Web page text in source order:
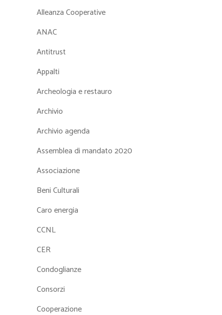
Alleanza Cooperative
ANAC
Antitrust
Appalti
Archeologia e restauro
Archivio
Archivio agenda
Assemblea di mandato 2020
Associazione
Beni Culturali
Caro energia
CCNL
CER
Condoglianze
Consorzi
Cooperazione